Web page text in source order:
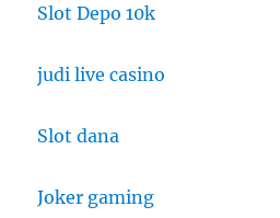
Slot Depo 10k
judi live casino
Slot dana
Joker gaming